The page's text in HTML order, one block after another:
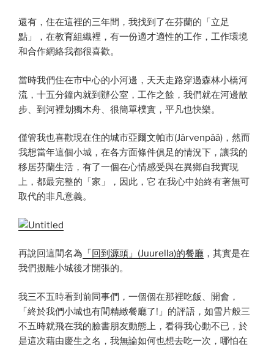
還有，住在這裡的三年間，我找到了在芬蘭的「立足
點」，在教育組織裡，有一份適才適性的工作，工作環境
和合作網絡我都很喜歡。
當時我們住在市中心的小河邊，天天走路穿過森林小橋河
流，十五分鐘內就到辦公室，工作之餘，我們就在河邊散
步、到河裡划獨木舟、很簡單樸實，平凡也快樂。
僅管我也喜歡現在住的城市亞爾文帕市(Järvenpää)，然而
我想當年這個小城，在各方面條件俱足的情況下，讓我的
移居芬蘭生活，有了一個在心情感受與在異鄉自我實現
上，都最完整的「家」，因此，它 在我心中始終有著無可
取代的非凡意義。
再說回這間名為 「回到源頭」(Juurella)的餐廳 ，其實是在
我們搬離小城後才開張的。
我三不五時看到前同事們，一個個在那裡吃飯、開會，
「終於我們小城也有間精緻餐廳了!」的評語，如雪片般三
不五時就飛在我的臉書朋友動態上，看得我心動不已，於
是這次藉由慶生之名，我無論如何也想去吃一次，哪怕在